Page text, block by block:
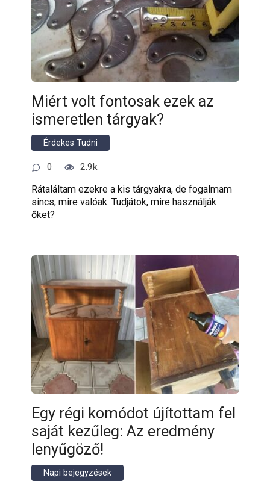
Miért volt fontosak ezek az
ismeretlen tárgyak?
Érdekes Tudni
0 2.9k.
Rátaláltam ezekre a kis tárgyakra, de fogalmam
sincs, mire valóak. Tudjátok, mire használják
őket?
Egy régi komódot újítottam fel
saját kezűleg: Az eredmény
lenyűgöző!
Napi bejegyzések